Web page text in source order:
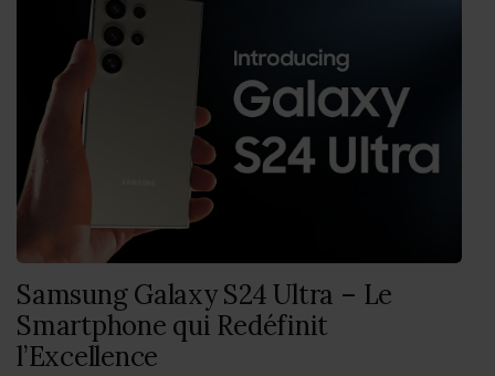
Samsung Galaxy S24 Ultra – Le
Smartphone qui Redéfinit
l’Excellence